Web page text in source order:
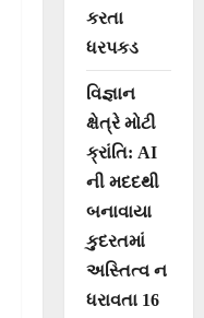
કરતા
ધરપકડ
વિજ્ઞાન
ક્ષેત્રે મોટી
ક્રાંતિ: AI
ની મદદથી
બનાવાયા
કુદરતમાં
અસ્તિત્વ ન
ધરાવતા 16